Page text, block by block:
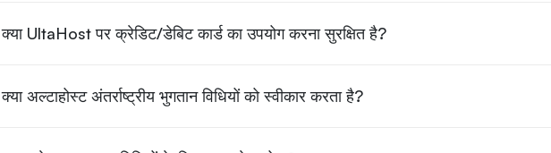
क्या UltaHost पर क्रेडिट/डेबिट कार्ड का उपयोग करना सुरक्षित है?
क्या अल्टाहोस्ट अंतर्राष्ट्रीय भुगतान विधियों को स्वीकार करता है?